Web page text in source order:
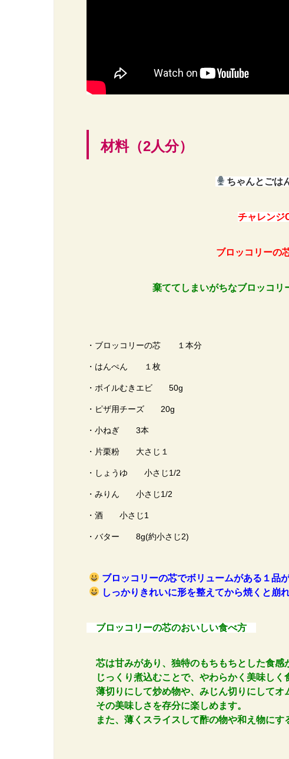
材料（2人分）
ちゃんとごは
チャレン
ブロッコリーの
棄ててしまいがちなブロッコリ
・ブロッコリーの芯 １本分
・はんぺん １枚
・ボイルむきエビ 50g
・ピザ用チーズ 20g
・小ねぎ 3本
・片栗粉 大さじ１
・しょうゆ 小さじ1/2
・みりん 小さじ1/2
・酒 小さじ1
・バター 8g(約小さじ2)
ブロッコリーの芯でボリュームがある１品
しっかりきれいに形を整えてから焼くと崩れ
ブロッコリーの芯のおいしい食べ方
芯は甘みがあり、独特のもちもちとした食感
じっくり煮込むことで、やわらかく美味しく
薄切りにして炒め物や、みじん切りにしてオ
その美味しさを存分に楽しめます。
また、薄くスライスして酢の物や和え物にす